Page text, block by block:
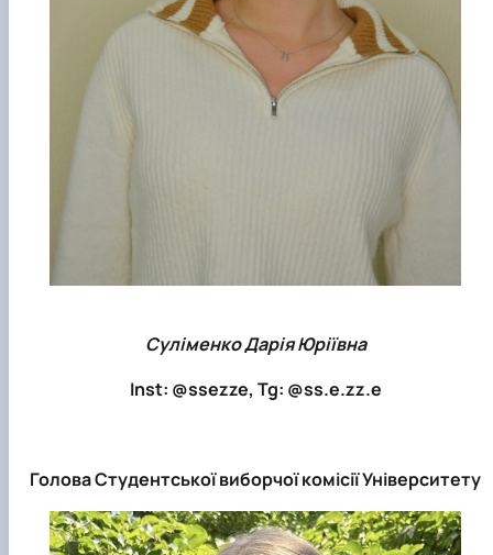
Суліменко Дарія Юріївна
Іnst: @ssezze, Tg: @ss.e.zz.e
Голова Студентської виборчої комісії Університету